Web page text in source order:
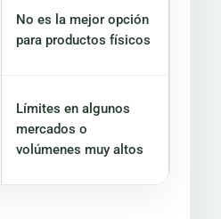
No es la mejor opción
para productos físicos
Límites en algunos
mercados o
volúmenes muy altos